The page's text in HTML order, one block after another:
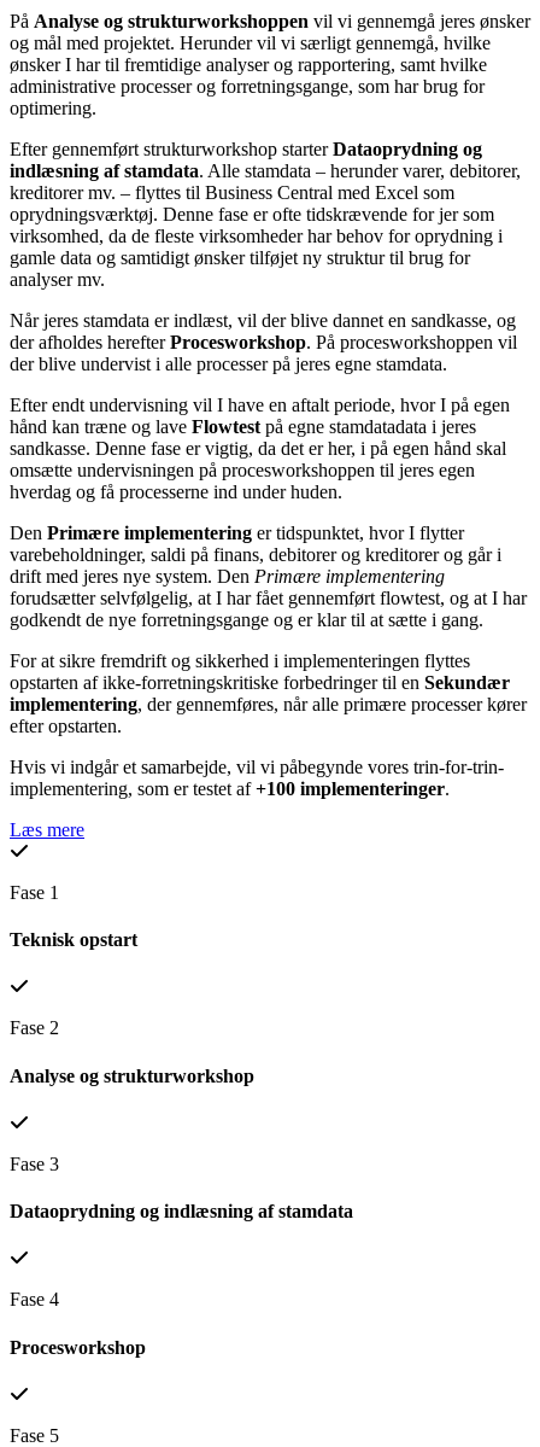
På Analyse og strukturworkshoppen vil vi gennemgå jeres ønsker
og mål med projektet. Herunder vil vi særligt gennemgå, hvilke
ønsker I har til fremtidige analyser og rapportering, samt hvilke
administrative processer og forretningsgange, som har brug for
optimering.
Efter gennemført strukturworkshop starterDataoprydning og
indlæsning af stamdata. Alle stamdata – herunder varer, debitorer,
kreditorer mv. – flyttes til Business Central med Excel som
oprydningsværktøj. Denne fase er ofte tidskrævende for jer som
virksomhed, da de fleste virksomheder har behov for oprydning i
gamle data og samtidigt ønsker tilføjet ny struktur til brug for
analyser mv.
Når jeres stamdata er indlæst, vil der blive dannet en sandkasse, og
der afholdes herefterProcesworkshop. På procesworkshoppen vil
der blive undervist i alle processer på jeres egne stamdata.
Efter endt undervisning vil I have en aftalt periode, hvor I på egen
hånd kan træne og lave Flowtest på egne stamdatadata i jeres
sandkasse. Denne fase er vigtig, da det er her, i på egen hånd skal
omsætte undervisningen på procesworkshoppen til jeres egen
hverdag og få processerne ind under huden.
Den Primære implementering er tidspunktet, hvor I flytter
varebeholdninger, saldi på finans, debitorer og kreditorer og går i
drift med jeres nye system. Den Primære implementering
forudsætter selvfølgelig, at I har fået gennemført flowtest, og at I har
godkendt de nye forretningsgange og er klar til at sætte i gang.
For at sikre fremdrift og sikkerhed i implementeringen flyttes
opstarten af ikke-forretningskritiske forbedringer til en Sekundær
implementering, der gennemføres, når alle primære processer kører
efter opstarten.
Hvis vi indgår et samarbejde, vil vi påbegynde vores trin-for-trin-
implementering, som er testet af+100 implementeringer.
Læs mere
Fase 1
Teknisk opstart
Fase 2
Analyse og strukturworkshop
Fase 3
Dataoprydning og indlæsning af stamdata
Fase 4
Procesworkshop
Fase 5